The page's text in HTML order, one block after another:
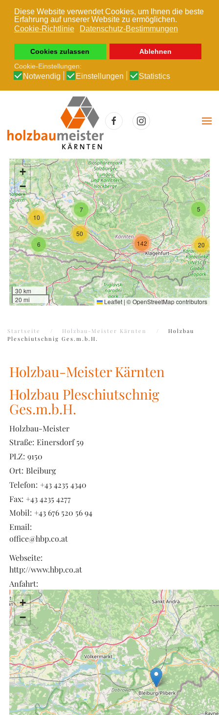
Diese Website verwendet Cookies, um Ihnen die beste
Erfahrung auf unserer Website zu ermöglichen.
Cookie-Richtlinie
Datenschutz-Bestimmungen
Cookies zulassen
Ablehnen
Cookie-Einstellungen:
Notwendig Einstellungen Statistics
Zum Hauptinhalt springen
10
6
5
20
7
50
142
+
−
30 km
20 mi
Leaflet | ©OpenStreetMapcontributors
Startseite Holzbau-Meister Kärnten
Holzbau
Pleschiutschnig Ges.m.b.H.
Holzbau-Meister Kärnten
Holzbau Pleschiutschnig
Ges.m.b.H.
Holzbau-Meister
Straße: Einersdorf 59
PLZ: 9150
Ort: Bleiburg
Telefon: +43 4235 4340
Fax: +43 4235 4277
Mobil: +43 676 520 56 94
Email:
office@hbp.co.at
Webseite:
http://www.hbp.co.at
Anfahrt:
+
−